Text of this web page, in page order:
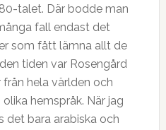
talet. Där bodde man
fall endast det
som fått lämna allt de
tiden var Rosengård
hela världen och
hemspråk. När jag
det bara arabiska och